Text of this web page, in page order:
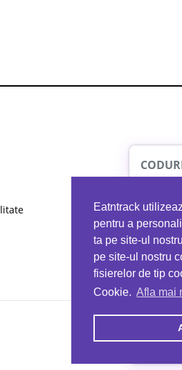
Eatntrack
pentru a
ta pe site-ul
pe site-ul nostru
fisierelor de tip
Cookie. Afla mai
la orice comandă
EATNTRACK
Ai40%